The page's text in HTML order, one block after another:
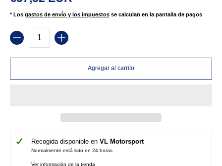
* Los gastos de envío y los impuestos se calculan en la pantalla de pagos
Cantidad
Agregar al carrito
Recogida disponible en VL Motorsport
Normalmente está listo en 24 horas
Ver información de la tienda